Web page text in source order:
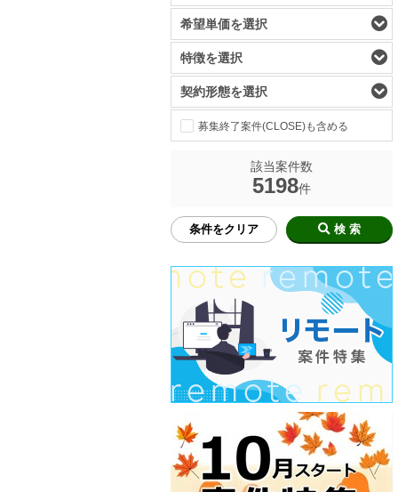
希望単価を選択
特徴を選択
契約形態を選択
募集終了案件(CLOSE)も含める
該当案件数
5198件
条件をクリア 検 索